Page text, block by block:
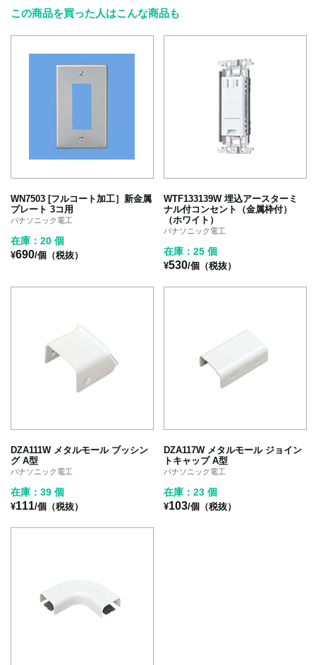
この商品を買った人はこんな商品も
WN7503 [フルコート加工］新金属
プレート 3コ用
パナソニック電工
在庫：20 個
¥690/個（税抜）
WTF133139W 埋込アースターミ
ナル付コンセント（金属枠付）
（ホワイト）
パナソニック電工
在庫：25 個
¥530/個（税抜）
DZA111W メタルモール ブッシン
グ A型
パナソニック電工
在庫：39 個
¥111/個（税抜）
DZA117W メタルモール ジョイン
トキャップ A型
パナソニック電工
在庫：23 個
¥103/個（税抜）